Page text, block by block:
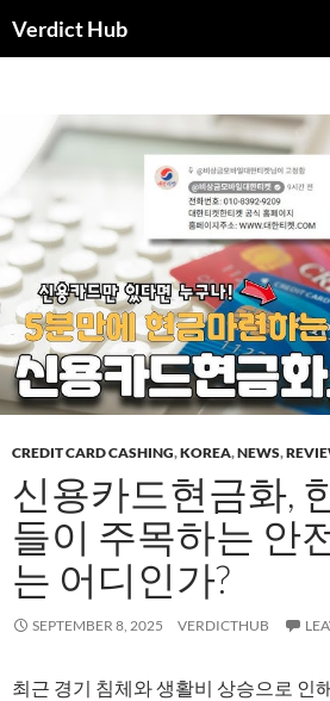
toVerdict Hub
CREDIT CARD CASHING,KOREA,NEWS,
신용카드현금화,
들이 주목하는 안
는 어디인가?
SEPTEMBER 8, 2025 VERDICTHUB
최근 경기 침체와 생활비 상승으로 인